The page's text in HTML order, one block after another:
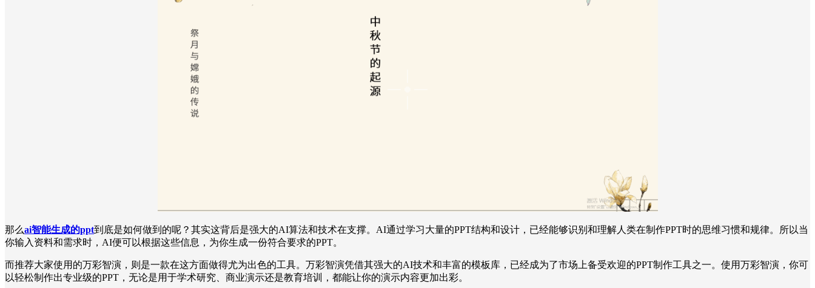
那么ai智能生成的ppt到底是如何做到的呢？其实这背后是强大的AI算法和技术在支撑。AI通过学习大量的PPT结构和设计，已经能够识别和理解人类在制作PPT时的思维习惯和规律。所以当
你输入资料和需求时，AI便可以根据这些信息，为你生成一份符合要求的PPT。
而推荐大家使用的万彩智演，则是一款在这方面做得尤为出色的工具。万彩智演凭借其强大的AI技术和丰富的模板库，已经成为了市场上备受欢迎的PPT制作工具之一。使用万彩智演，你可
以轻松制作出专业级的PPT，无论是用于学术研究、商业演示还是教育培训，都能让你的演示内容更加出彩。